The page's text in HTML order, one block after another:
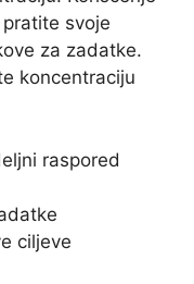
svoje
za zadatke.
koncentraciju
raspored
ciljeve